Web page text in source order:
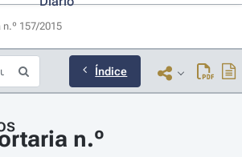
n.º 157/2015
Índice
n.º